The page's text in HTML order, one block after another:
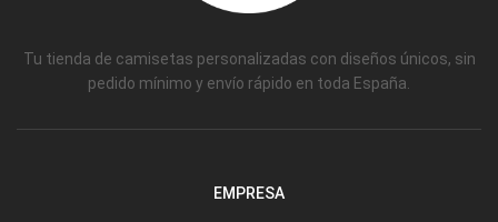
Tu tienda de camisetas personalizadas con diseños únicos, sin
pedido mínimo y envío rápido en toda España.
EMPRESA